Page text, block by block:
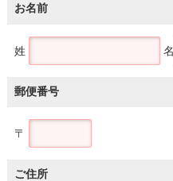
お名前
姓 名
郵便番号
〒
ご住所